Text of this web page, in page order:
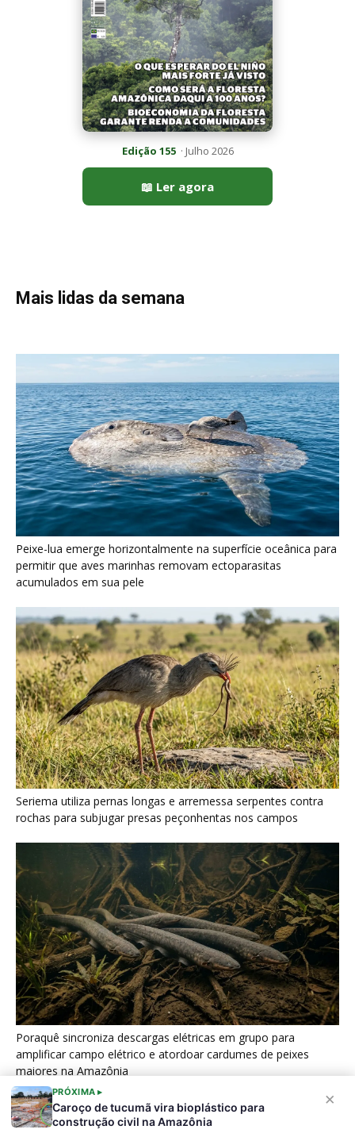
×
PRÓXIMA ▸
Caroço de tucumã vira bioplástico para
construção civil na Amazônia
Edição 155· Julho 2026
📖 Ler agora
Mais lidas da semana
Peixe-lua emerge horizontalmente na superfície oceânica para
permitir que aves marinhas removam ectoparasitas
acumulados em sua pele
Seriema utiliza pernas longas e arremessa serpentes contra
rochas para subjugar presas peçonhentas nos campos
Poraquê sincroniza descargas elétricas em grupo para
amplificar campo elétrico e atordoar cardumes de peixes
maiores na Amazônia